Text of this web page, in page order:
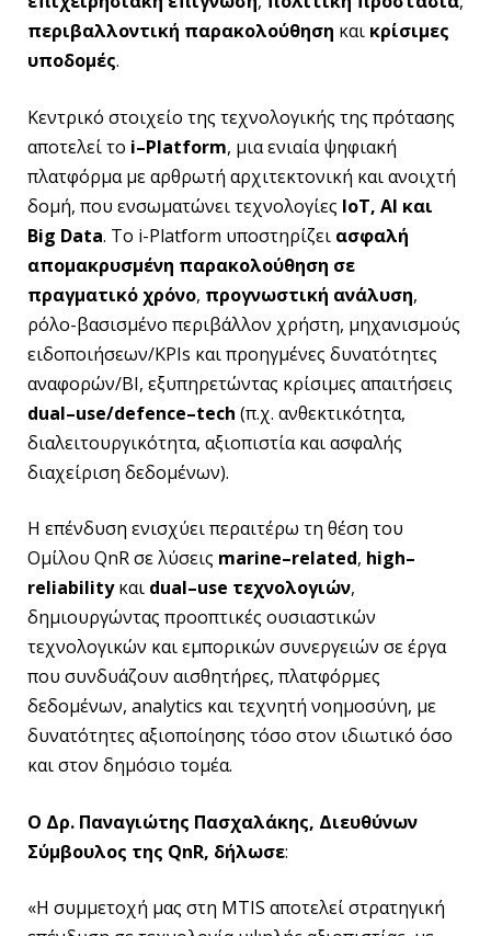
περιβαλλοντική παρακολούθηση και κρίσιμες
υποδομές.
Κεντρικό στοιχείο της τεχνολογικής της πρότασης
αποτελεί το i–Platform, μια ενιαία ψηφιακή
πλατφόρμα με αρθρωτή αρχιτεκτονική και ανοιχτή
δομή, που ενσωματώνει τεχνολογίες IoT, AI και
Big Data. Το i-Platform υποστηρίζει ασφαλή
απομακρυσμένη παρακολούθηση σε
πραγματικό χρόνο, προγνωστική ανάλυση,
ρόλο-βασισμένο περιβάλλον χρήστη, μηχανισμούς
ειδοποιήσεων/KPIs και προηγμένες δυνατότητες
αναφορών/BI, εξυπηρετώντας κρίσιμες απαιτήσεις
dual–use/defence–tech (π.χ. ανθεκτικότητα,
διαλειτουργικότητα, αξιοπιστία και ασφαλής
διαχείριση δεδομένων).
Η επένδυση ενισχύει περαιτέρω τη θέση του
Ομίλου QnR σε λύσεις marine–related, high–
reliabilityκαι dual–use τεχνολογιών,
δημιουργώντας προοπτικές ουσιαστικών
τεχνολογικών και εμπορικών συνεργειών σε έργα
που συνδυάζουν αισθητήρες, πλατφόρμες
δεδομένων, analytics και τεχνητή νοημοσύνη, με
δυνατότητες αξιοποίησης τόσο στον ιδιωτικό όσο
και στον δημόσιο τομέα.
Ο Δρ. Παναγιώτης Πασχαλάκης, Διευθύνων
Σύμβουλος της QnR, δήλωσε:
«Η συμμετοχή μας στη MTIS αποτελεί στρατηγική